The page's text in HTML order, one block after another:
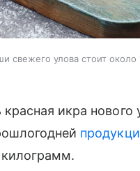
свежего улова стоит
икра нового
килограмм.